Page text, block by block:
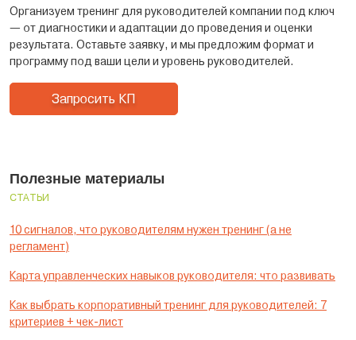
Организуем тренинг для руководителей компании под ключ
— от диагностики и адаптации до проведения и оценки
результата. Оставьте заявку, и мы предложим формат и
программу под ваши цели и уровень руководителей.
Запросить КП
Полезные материалы
СТАТЬИ
10 сигналов, что руководителям нужен тренинг (а не
регламент)
Карта управленческих навыков руководителя: что развивать
Как выбрать корпоративный тренинг для руководителей: 7
критериев + чек-лист